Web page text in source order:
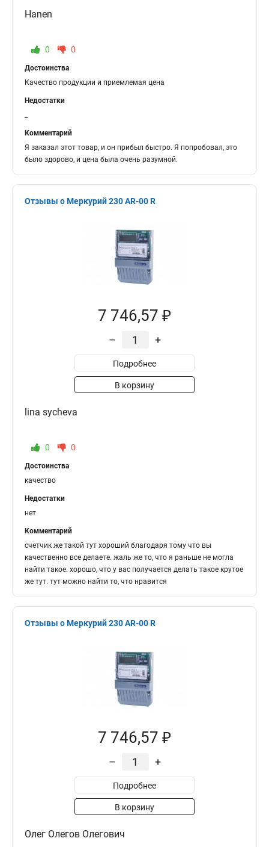
Hanen
0 0
Достоинства
Качество продукции и приемлемая цена
Недостатки
Комментарий
Я заказал этот товар, и он прибыл быстро. Я попробовал, это
было здорово, и цена была очень разумной.
Отзывы о Меркурий 230 AR-00 R
7 746,57 ₽
– +
Подробнее
В корзину
lina sycheva
0 0
Достоинства
качество
Недостатки
нет
Комментарий
счетчик же такой тут хороший благодаря тому что вы
качественно все делаете. жаль же то, что я раньше не могла
найти такое. хорошо, что у вас получается делать такое крутое
же тут. тут можно найти то, что нравится
Отзывы о Меркурий 230 AR-00 R
7 746,57 ₽
– +
Подробнее
В корзину
Олег Олегов Олегович